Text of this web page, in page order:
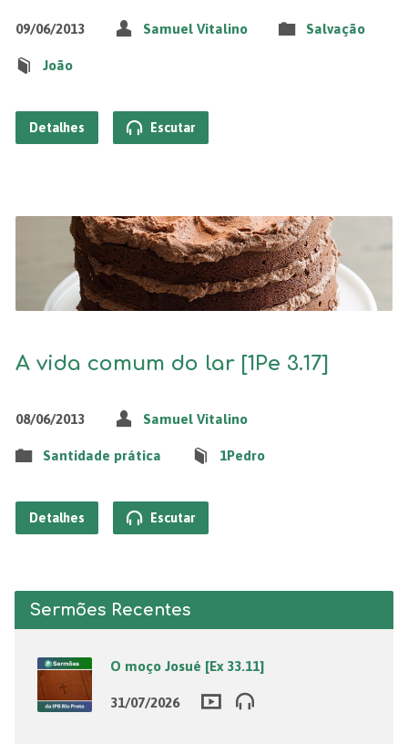
09/06/2013 Samuel Vitalino Salvação
João
Detalhes Escutar
A vida comum do lar [1Pe 3.17]
08/06/2013 Samuel Vitalino
Santidade prática 1Pedro
Detalhes Escutar
Sermões Recentes
O moço Josué [Ex 33.11]
31/07/2026